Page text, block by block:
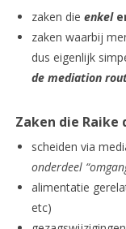
zaken die enkel
zaken waarbij
dus eigenlijk
de mediation
Zaken die Raike
scheiden via
onderdeel
alimentatie
etc)